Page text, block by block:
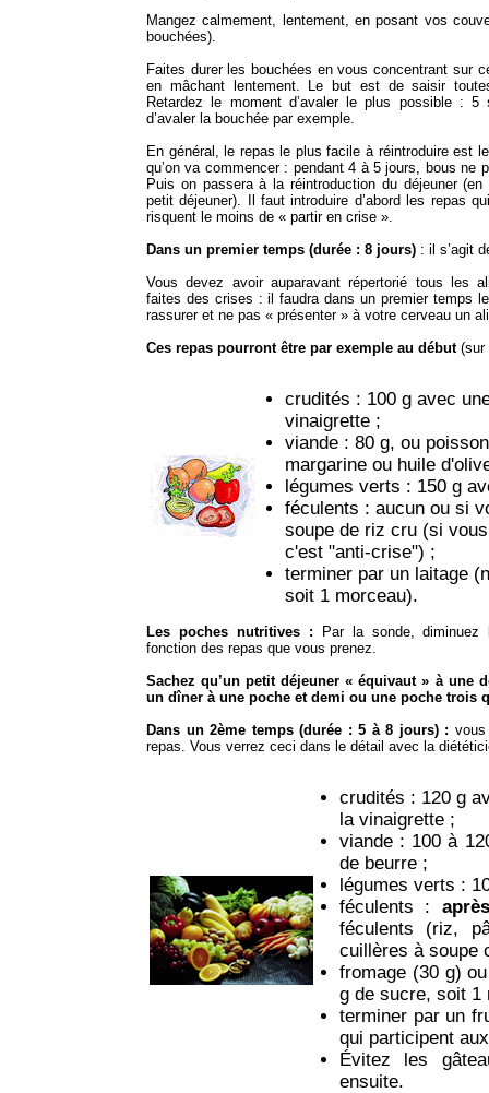
Mangez calmement, lentement, en posant vos
bouchées).
Faites durer les bouchées en vous concentrant sur
en mâchant lentement. Le but est de saisir
Retardez le moment d’avaler le plus possible : 5
d’avaler la bouchée par exemple.
En général, le repas le plus facile à réintroduire est
qu’on va commencer : pendant 4 à 5 jours, bous ne
Puis on passera à la réintroduction du déjeuner
petit déjeuner). Il faut introduire d’abord les repas
risquent le moins de « partir en crise ».
Dans un premier temps (durée : 8 jours) : il s’agit
Vous devez avoir auparavant répertorié tous les
faites des crises : il faudra dans un premier temps
rassurer et ne pas « présenter » à votre cerveau un
Ces repas pourront être par exemple au début(sur
crudités : 100 g avec
vinaigrette ;
viande : 80 g, ou
margarine ou huile
légumes verts : 150 g
féculents : aucun ou si
soupe de riz cru (si
c'est "anti-crise") ;
terminer par un laitage
soit 1 morceau).
Les poches nutritives :
Par la sonde, diminuez
fonction des repas que vous prenez.
Sachez qu’un petit déjeuner « équivaut » à une
un dîner à une poche et demi ou une poche trois
Dans un 2ème temps (durée : 5 à 8 jours) :
repas. Vous verrez ceci dans le détail avec la
crudités : 120 g
la vinaigrette ;
viande : 100 à
de beurre ;
légumes verts :
féculents : après
féculents (riz,
cuillères à soupe
fromage (30 g)
g de sucre, soit 1
terminer par un
qui participent
Évitez les
ensuite.